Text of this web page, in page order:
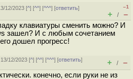
12/2023 [^] [^^] [^^^] [ответить]
–1
+ / –
клавиатуры сменить можно? И
зашел? И с любым сочетанием
дошел прогресс!
12/2023 [^] [^^] [^^^] [ответить]
+ / –
конечно, если руки не из